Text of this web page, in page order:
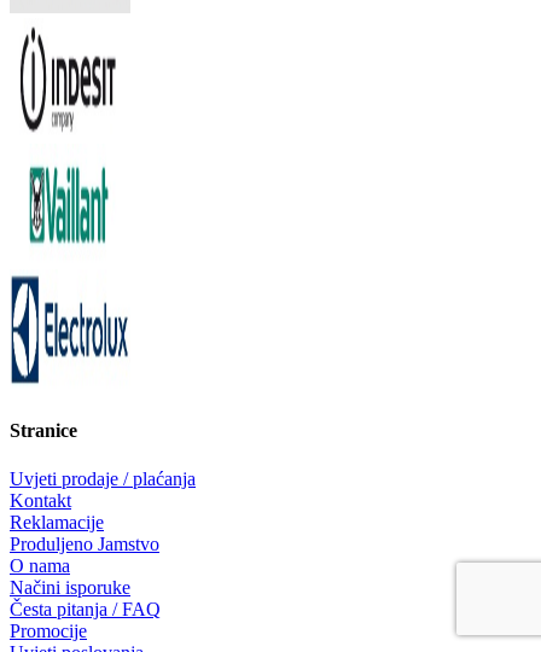
Stranice
Uvjeti prodaje / plaćanja
Kontakt
Reklamacije
Produljeno Jamstvo
O nama
Načini isporuke
Česta pitanja / FAQ
Promocije